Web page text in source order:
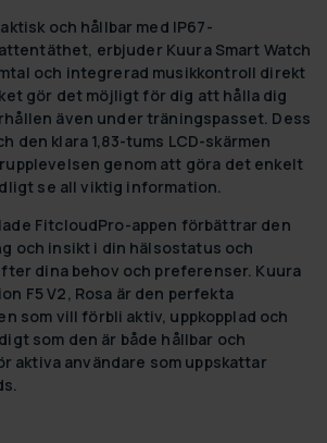
och hållbar med IP67-
erbjuder Kuura Smart Watch
och integrerad musikkontroll direkt
gör det möjligt för dig att hålla dig
även under träningspasset. Dess
den klara 1,83-tums LCD-skärmen
genom att göra det enkelt
se all viktig information.
FitcloudPro-appen förbättrar den
och insikt i din hälsostatus och
dina behov och preferenser. Kuura
F5 V2, Rosa är den perfekta
som vill förbli aktiv, uppkopplad och
som den är både hållbar och
aktiva användare som uppskattar